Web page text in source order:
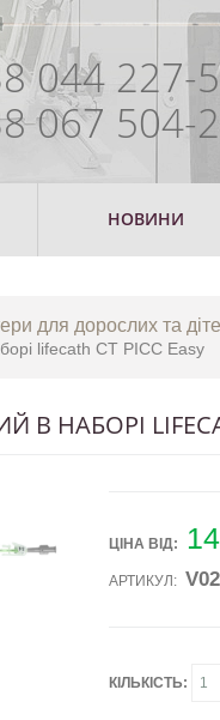
044 227-
067 504-
НОВИНИ
для дорослих та
lifecath CT PICC Easy
В НАБОРІ
ЦІНА ВIД:
АРТИКУЛ:
КІЛЬКІСТЬ: